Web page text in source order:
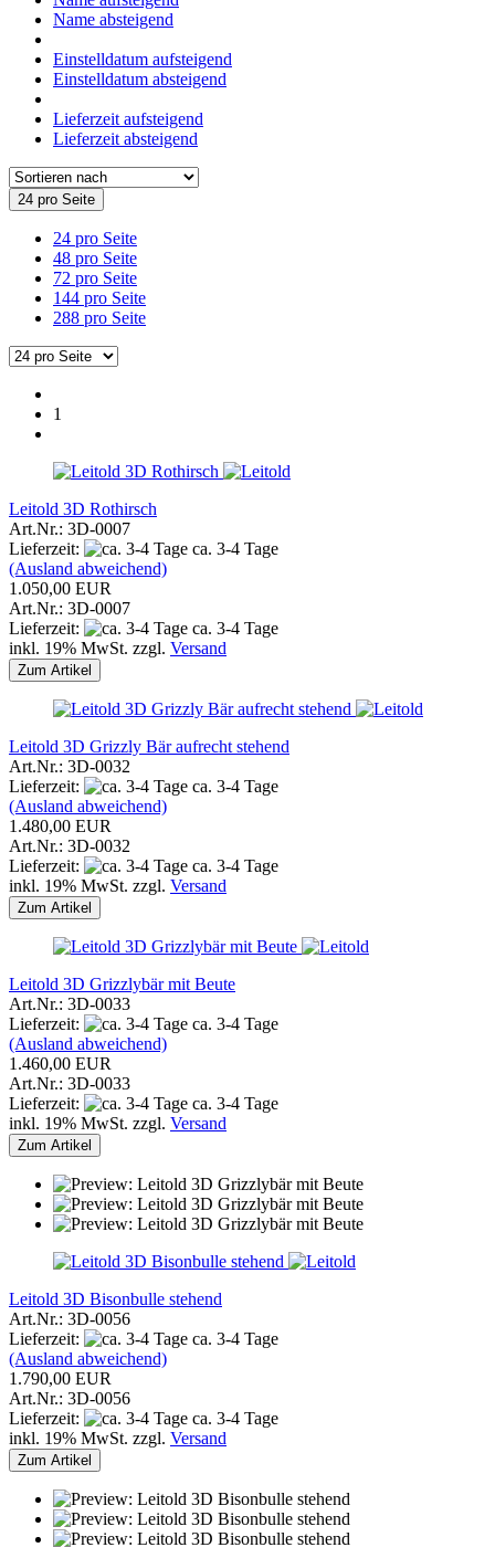
Name absteigend
Einstelldatum aufsteigend
Einstelldatum absteigend
Lieferzeit aufsteigend
Lieferzeit absteigend
24 pro Seite
24 pro Seite
48 pro Seite
72 pro Seite
144 pro Seite
288 pro Seite
1
Leitold 3D Rothirsch
Art.Nr.: 3D-0007
Lieferzeit:
ca. 3-4 Tage
(Ausland abweichend)
1.050,00 EUR
Art.Nr.: 3D-0007
Lieferzeit:
ca. 3-4 Tage
inkl. 19% MwSt. zzgl. Versand
Zum Artikel
Leitold 3D Grizzly Bär aufrecht stehend
Art.Nr.: 3D-0032
Lieferzeit:
ca. 3-4 Tage
(Ausland abweichend)
1.480,00 EUR
Art.Nr.: 3D-0032
Lieferzeit:
ca. 3-4 Tage
inkl. 19% MwSt. zzgl. Versand
Zum Artikel
Leitold 3D Grizzlybär mit Beute
Art.Nr.: 3D-0033
Lieferzeit:
ca. 3-4 Tage
(Ausland abweichend)
1.460,00 EUR
Art.Nr.: 3D-0033
Lieferzeit:
ca. 3-4 Tage
inkl. 19% MwSt. zzgl. Versand
Zum Artikel
Leitold 3D Bisonbulle stehend
Art.Nr.: 3D-0056
Lieferzeit:
ca. 3-4 Tage
(Ausland abweichend)
1.790,00 EUR
Art.Nr.: 3D-0056
Lieferzeit:
ca. 3-4 Tage
inkl. 19% MwSt. zzgl. Versand
Zum Artikel